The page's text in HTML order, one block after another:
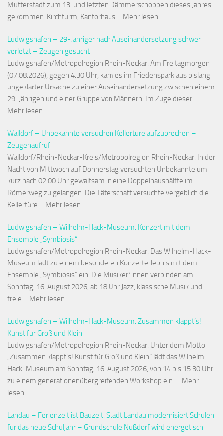
Mutterstadt zum 13. und letzten Dämmerschoppen dieses Jahres
gekommen. Kirchturm, Kantorhaus ... Mehr lesen
Ludwigshafen – 29-Jähriger nach Auseinandersetzung schwer
verletzt – Zeugen gesucht
Ludwigshafen/Metropolregion Rhein-Neckar. Am Freitagmorgen
(07.08.2026), gegen 4:30 Uhr, kam es im Friedenspark aus bislang
ungeklärter Ursache zu einer Auseinandersetzung zwischen einem
29-Jährigen und einer Gruppe von Männern. Im Zuge dieser ...
Mehr lesen
Walldorf – Unbekannte versuchen Kellertüre aufzubrechen –
Zeugenaufruf
Walldorf/Rhein-Neckar-Kreis/Metropolregion Rhein-Neckar. In der
Nacht von Mittwoch auf Donnerstag versuchten Unbekannte um
kurz nach 02:00 Uhr gewaltsam in eine Doppelhaushälfte im
Römerweg zu gelangen. Die Täterschaft versuchte vergeblich die
Kellertüre ... Mehr lesen
Ludwigshafen – Wilhelm-Hack-Museum: Konzert mit dem
Ensemble „Symbiosis“
Ludwigshafen/Metropolregion Rhein-Neckar. Das Wilhelm-Hack-
Museum lädt zu einem besonderen Konzerterlebnis mit dem
Ensemble „Symbiosis“ ein. Die Musiker*innen verbinden am
Sonntag, 16. August 2026, ab 18 Uhr Jazz, klassische Musik und
freie ... Mehr lesen
Ludwigshafen – Wilhelm-Hack-Museum: Zusammen klappt’s!
Kunst für Groß und Klein
Ludwigshafen/Metropolregion Rhein-Neckar. Unter dem Motto
„Zusammen klappt’s! Kunst für Groß und Klein“ lädt das Wilhelm-
Hack-Museum am Sonntag, 16. August 2026, von 14 bis 15.30 Uhr
zu einem generationenübergreifenden Workshop ein. ... Mehr
lesen
Landau – Ferienzeit ist Bauzeit: Stadt Landau modernisiert Schulen
für das neue Schuljahr – Grundschule Nußdorf wird energetisch